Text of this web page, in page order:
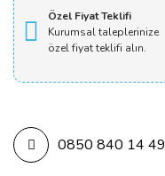
Özel Fiyat Teklifi
Kurumsal taleplerinize
özel fiyat teklifi alın.
0850 840 14 49